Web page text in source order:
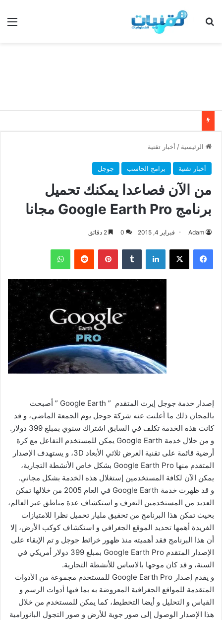
بحث عن
الرئيسية / أخبار تقنية
أخبار تقنية برامج الحاسب جوجل
من الآن فصاعدا يمكنك تحميل
برنامج Google Earth Pro مجانا
Adam فبراير 4, 2015 0
فيسبوك ‫X لينكدإن بينتيريست واتساب
إصدار خدمة جوجل إيرث المتقدم ” Google Earth ” أصبحت
بالمجان ذلك ما أعلنت عنه شركة جوجل يوم الجمعة الماضي، و قد
كانت هذه الخدمة تكلف في السابق اشتراك سنوي بمبلغ 399 دولار.
و من خلال خدمة Google Earth يمكن للمستخدم التفاعل مع كرة
أرضية قائمة على تقنية العرض ثلاثي الأبعاد 3D، و يستهدف الإصدار
المتقدم منها Google Earth Pro بشكل خاص الأنشطة التجارية،
يمكن الآن لكافة المستخدمين إستغلال هذه الخدمة بشكل مجاني.
و قد ظهرت خدمة Google Earth في العام 2005 من خلالها تمكن
العديد من المستخدمين التعرف و استكشاف عدة مناطق عبر العالم،
بحيث تمكن هذا البرنامج من تحقيق مليار تحميل نظرا للامتيازات
الفريدة أهمها تحديد الموقع الجغرافي و استكشاف كوكب الأرض، إلا
أن هذا البرنامج فقد أهميته منذ ظهور خرائط جوجل و تم الإبقاء على
الإصدار المتقدم Google Earth Pro بمبلغ 399 دولار أمريكي في
السنة، و قد كان موجها بالاساس للأنشطة التجارية.
و يقدم إصدار Google Earth Pro للمستخدم مجموعة من الأدوات
المتقدمة للمواقع الجغرافية المعروضة به بما فيها أدوات الرسم و
القياس و التحليل و أيضا التخطيط، كما يمكن للمستخدم من خلال
هذا الإصدار الوصول إلى صور جوية للأرض و صور التجول البانورامية